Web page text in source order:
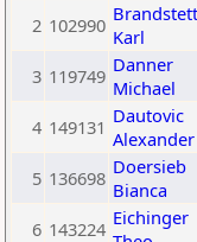
2 102990 Karl
3 119749 Danner
Michael
4 149131 Dautovic
Alexander
5 136698 Doersieb
Bianca
6 143224 Eichinger